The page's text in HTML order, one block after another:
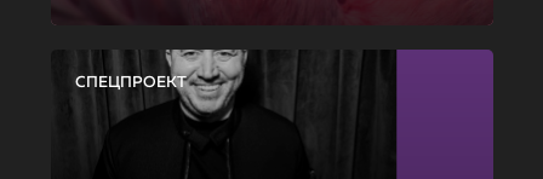
СПЕЦПРОЕКТ